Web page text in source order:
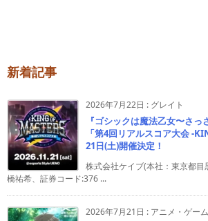
新着記事
2026年7月22日 : グレイト
『ゴシックは魔法乙女〜さっ
「第4回リアルスコア大会 -
21日(土)開催決定！
株式会社ケイブ(本社：東京都
橋祐希、証券コード:376 ...
2026年7月21日 : アニメ・ゲーム